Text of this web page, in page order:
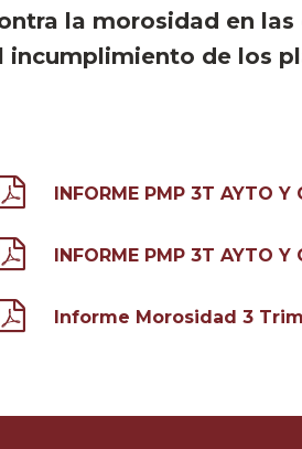
la morosidad en
incumplimiento de los
INFORME PMP 3T AYTO Y
INFORME PMP 3T AYTO Y
Informe Morosidad 3